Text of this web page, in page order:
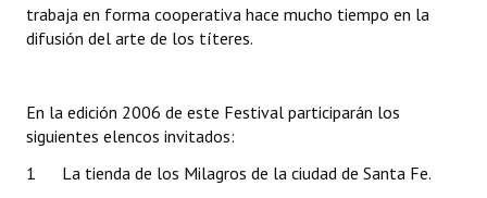
trabaja en forma cooperativa hace mucho tiempo en la
difusión del arte de los títeres.
En la edición 2006 de este Festival participarán los
siguientes elencos invitados:
1 La tienda de los Milagros de la ciudad de Santa Fe.